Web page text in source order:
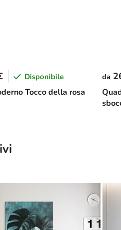
Tocco della rosa
Disponibile da